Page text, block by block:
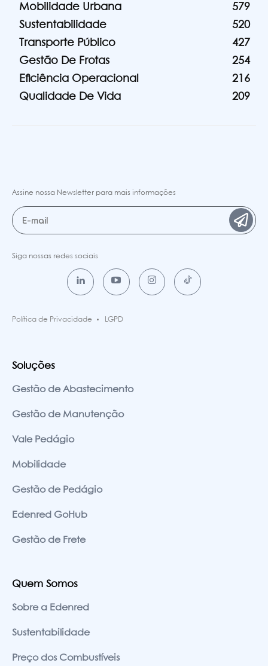
Mobilidade Urbana
579
Sustentabilidade
520
Transporte Público
427
Gestão De Frotas
254
Eficiência Operacional
216
Qualidade De Vida
209
Assine nossa Newsletter para mais informações
Siga nossas redes sociais
Política de Privacidade LGPD
Soluções
Gestão de Abastecimento
Gestão de Manutenção
Vale Pedágio
Mobilidade
Gestão de Pedágio
Edenred GoHub
Gestão de Frete
Quem Somos
Sobre a Edenred
Sustentabilidade
Preço dos Combustíveis